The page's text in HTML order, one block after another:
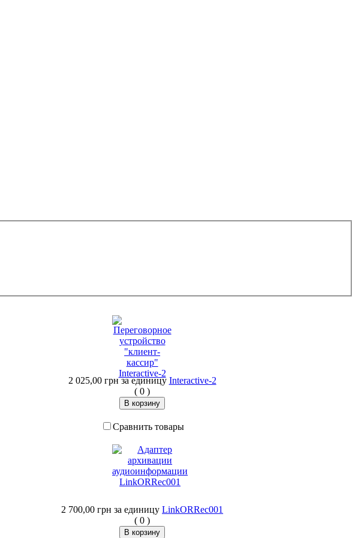
2 025,00 грн за единицу Interactive-2
( 0)
Сравнить товары
2 700,00 грн за единицу LinkORRec001
( 0)